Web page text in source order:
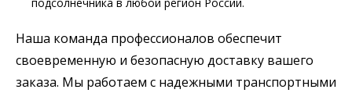
Наша команда профессионалов обеспечит
своевременную и безопасную доставку вашего
заказа. Мы работаем с надежными транспортными